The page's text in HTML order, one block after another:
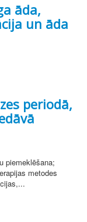
āda,
un āda
periodā,
piemeklēšana;
metodes